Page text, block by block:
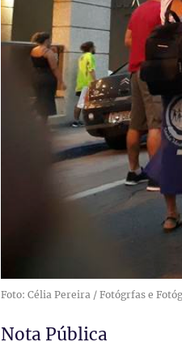
Foto: Célia Pereira / Fotógrfas e
Nota Pública